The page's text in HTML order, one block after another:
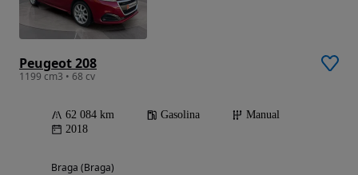
Peugeot 208
1199 cm3 • 68 cv
62 084 km Gasolina
Manual
2018
Braga (Braga)